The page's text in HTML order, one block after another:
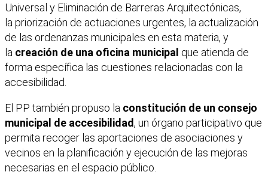
Universal y Eliminación de Barreras Arquitectónicas,
la priorización de actuaciones urgentes, la actualización
de las ordenanzas municipales en esta materia, y
la creación de una oficina municipal que atienda de
forma específica las cuestiones relacionadas con la
accesibilidad.
El PP también propuso la constitución de un consejo
municipal de accesibilidad, un órgano participativo que
permita recoger las aportaciones de asociaciones y
vecinos en la planificación y ejecución de las mejoras
necesarias en el espacio público.